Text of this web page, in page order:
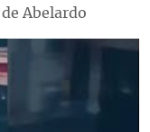
Abelardo